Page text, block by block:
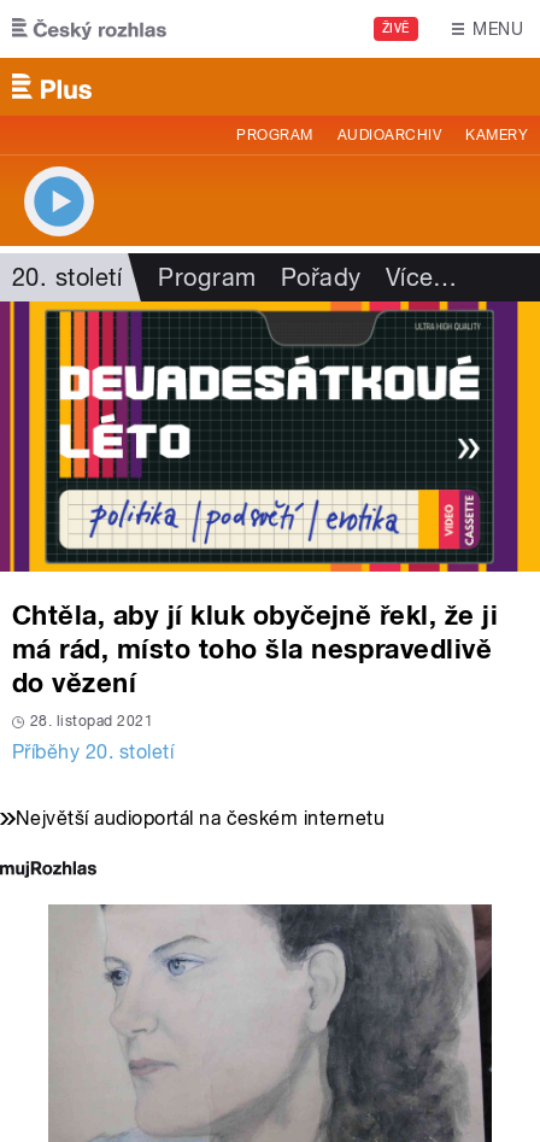
Přejít k hlavnímu obsahu
ŽIVĚ MENU
PROGRAM AUDIOARCHIV KAMERY
20. století Program Pořady Více…
Chtěla, aby jí kluk obyčejně řekl, že ji
má rád, místo toho šla nespravedlivě
do vězení
28. listopad 2021
Příběhy 20. století
Největší audioportál na českém internetu